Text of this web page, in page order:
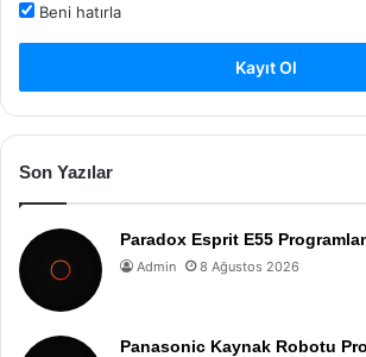
Beni hatırla
Kayıt Ol
Son Yazılar
Paradox Esprit E55
Admin 8 Ağustos 2026
Panasonic Kaynak Robotu